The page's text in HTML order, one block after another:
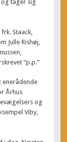
tager sig
Staack,
Julle Rishøj,
“p.p.”
enerådende
Århus
og
Viby,